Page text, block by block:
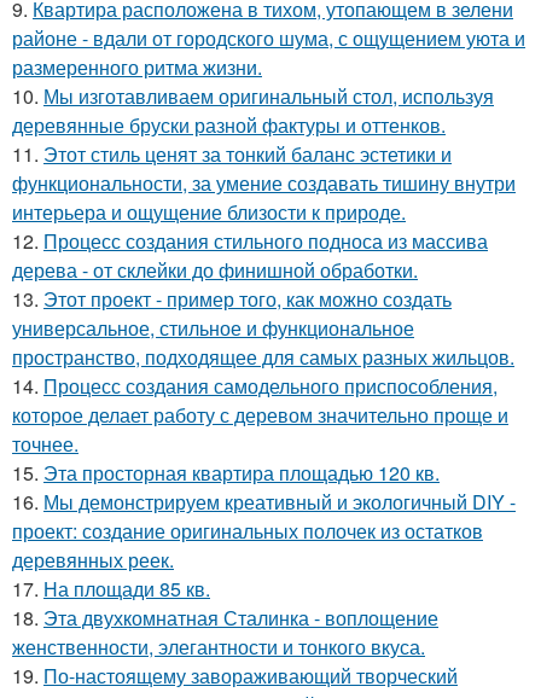
9. Квартира расположена в тихом, утопающем в зелени
районе - вдали от городского шума, с ощущением уюта и
размеренного ритма жизни.
10. Мы изготавливаем оригинальный стол, используя
деревянные бруски разной фактуры и оттенков.
11. Этот стиль ценят за тонкий баланс эстетики и
функциональности, за умение создавать тишину внутри
интерьера и ощущение близости к природе.
12. Процесс создания стильного подноса из массива
дерева - от склейки до финишной обработки.
13. Этот проект - пример того, как можно создать
универсальное, стильное и функциональное
пространство, подходящее для самых разных жильцов.
14. Процесс создания самодельного приспособления,
которое делает работу с деревом значительно проще и
точнее.
15. Эта просторная квартира площадью 120 кв.
16. Мы демонстрируем креативный и экологичный DIY -
проект: создание оригинальных полочек из остатков
деревянных реек.
17. На площади 85 кв.
18. Эта двухкомнатная Сталинка - воплощение
женственности, элегантности и тонкого вкуса.
19. По-настоящему завораживающий творческий